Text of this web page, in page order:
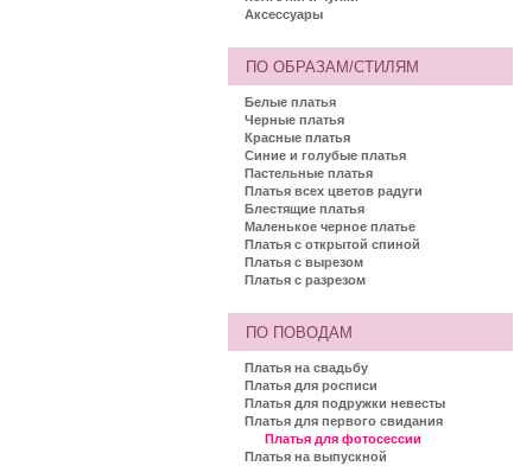
Аксессуары
ПО ОБРАЗАМ/СТИЛЯМ
Белые платья
Черные платья
Красные платья
Синие и голубые платья
Пастельные платья
Платья всех цветов радуги
Блестящие платья
Маленькое черное платье
Платья с открытой спиной
Платья с вырезом
Платья с разрезом
ПО ПОВОДАМ
Платья на свадьбу
Платья для росписи
Платья для подружки невесты
Платья для первого свидания
Платья для фотосессии
Платья на выпускной